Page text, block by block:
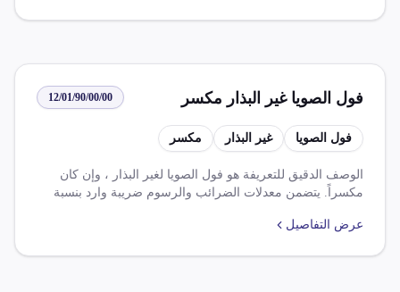
فول الصويا غير البذار مكسر 12/01/90/00/00
فول الصويا غير البذار مكسر
الوصف الدقيق للتعريفة هو فول الصويا لغير البذار ، وإن كان
مكسراً. يتضمن معدلات الضرائب والرسوم ضريبة وارد بنسبة
وجود اتفاقيات متعددة مثل اتفاقية التجارة الحرة الافريقية
عرض التفاصيل